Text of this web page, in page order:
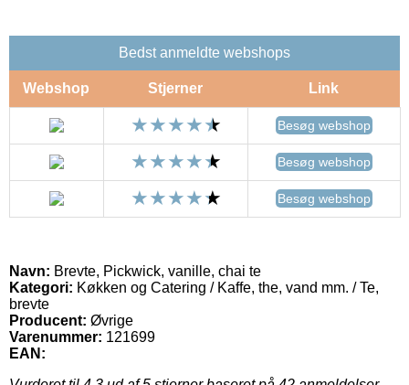
Bedst anmeldte webshops
Webshop Stjerner Link
Besøg webshop
Besøg webshop
Besøg webshop
Navn: Brevte, Pickwick, vanille, chai te
Kategori: Køkken og Catering / Kaffe, the, vand mm. / Te,
brevte
Producent: Øvrige
Varenummer: 121699
EAN: